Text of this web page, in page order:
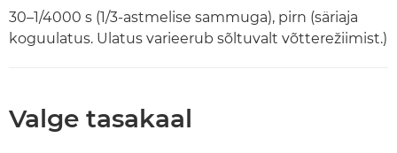
30–1/4000 s (1/3-astmelise sammuga), pirn (säriaja
koguulatus. Ulatus varieerub sõltuvalt võtterežiimist.)
Valge tasakaal